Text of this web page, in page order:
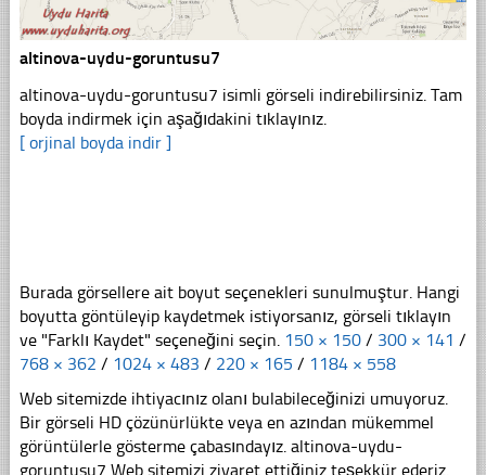
altinova-uydu-goruntusu7
altinova-uydu-goruntusu7 isimli görseli indirebilirsiniz. Tam
boyda indirmek için aşağıdakini tıklayınız.
[ orjinal boyda indir ]
Burada görsellere ait boyut seçenekleri sunulmuştur. Hangi
boyutta göntüleyip kaydetmek istiyorsanız, görseli tıklayın
ve "Farklı Kaydet" seçeneğini seçin. 150 × 150 / 300 × 141 /
768 × 362 / 1024 × 483 / 220 × 165 / 1184 × 558
Web sitemizde ihtiyacınız olanı bulabileceğinizi umuyoruz.
Bir görseli HD çözünürlükte veya en azından mükemmel
görüntülerle gösterme çabasındayız. altinova-uydu-
goruntusu7 Web sitemizi ziyaret ettiğiniz teşekkür ederiz.